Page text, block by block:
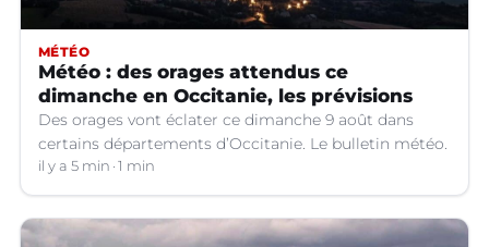
MÉTÉO
Météo : des orages attendus ce
dimanche en Occitanie, les prévisions
Des orages vont éclater ce dimanche 9 août dans
certains départements d’Occitanie. Le bulletin météo.
il y a 5 min 1 min